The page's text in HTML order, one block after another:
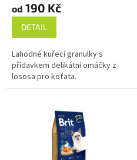
od 190 Kč
DETAIL
Lahodné kuřecí granulky s
přídavkem delikátní omáčky z
lososa pro koťata.